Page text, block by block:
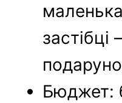
застібці
Бюджет: